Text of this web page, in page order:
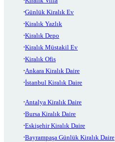
Günlük Kiralık Ev
Kiralık Yazlık
Kiralık Depo
Kiralık Müstakil Ev
Kiralık Ofis
Ankara Kiralık Daire
İstanbul Kiralık Daire
Antalya Kiralık Daire
Bursa Kiralık Daire
Eskişehir Kiralık Daire
Bayrampaşa Günlük Kiralık Daire